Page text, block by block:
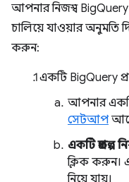
আপনার নিজস্ব BigQuery
চালিয়ে যাওয়ার অনুমতি
করুন:
একটি BigQuery
আপনার
সেটআপ
একটি প্রকল্প
ক্লিক করুন।
নিয়ে যায়।